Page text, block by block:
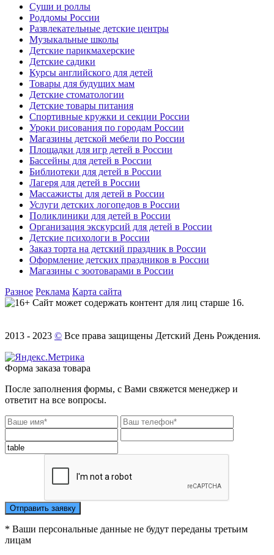
Суши и роллы
Роддомы России
Развлекательные детские центры
Музыкальные школы
Детские парикмахерские
Детские садики
Курсы английского для детей
Товары для будущих мам
Детские стоматологии
Детские товары питания
Спортивные кружки и секции России
Уроки рисования по городам России
Магазины детской мебели по России
Площадки для игр детей в России
Бассейны для детей в России
Библиотеки для детей в России
Лагеря для детей в России
Массажисты для детей в России
Услуги детских логопедов в России
Поликлиники для детей в России
Организация экскурсий для детей в России
Детские психологи в России
Заказ торта на детский праздник в России
Оформление детских праздников в России
Магазины с зоотоварами в России
Разное Реклама Карта сайта
Сайт может содержать контент для лиц старше 16.
2013 - 2023 © Все права защищены Детский День Рождения.
Форма заказа товара
После заполнения формы, с Вами свяжется менеджер и
ответит на все вопросы.
* Ваши персональные данные не будут переданы третьим
лицам